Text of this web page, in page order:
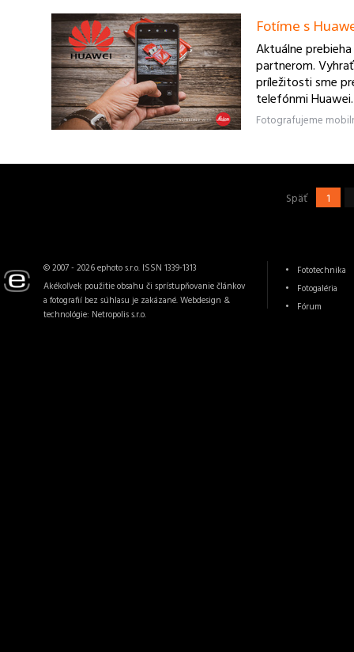
Fotíme s
Aktuálne
partnerom.
príležitosti sme
telefónmi
Späť 1
© 2007 - 2026 ephoto s.r.o. ISSN 1339-1313
Akékoľvek použitie obsahu či sprístupňovanie článkov
a fotografií bez súhlasu je zakázané. Webdesign &
technológie: Netropolis s.r.o.
Fototechnika
Fotogaléria
Fórum